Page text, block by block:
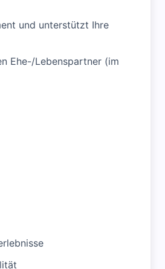
und unterstützt Ihre
Ehe-/Lebenspartner (im